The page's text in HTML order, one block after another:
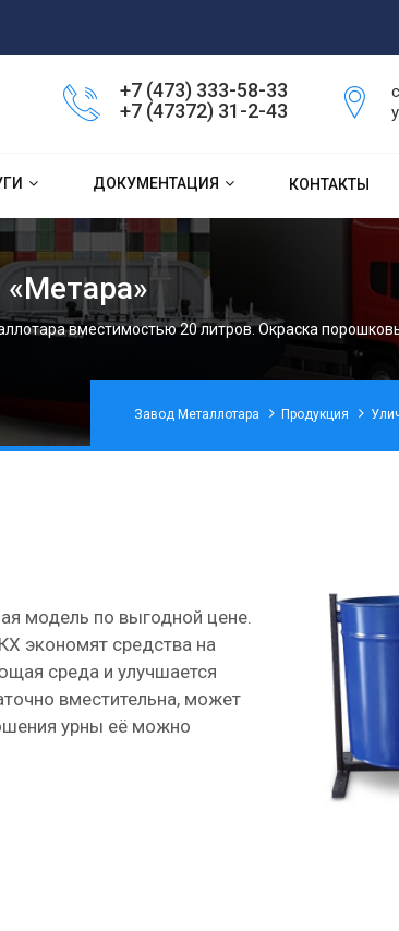
+7 (473) 333-58-33
+7 (47372) 31-2-43
ДОКУМЕНТАЦИЯ КОНТАКТЫ
«Метара»
вместимостью 20 литров. Окраска
Завод Металлотара Продукция
модель по выгодной цене.
экономят средства на
среда и улучшается
вместительна, может
урны её можно